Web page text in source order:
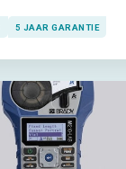
5 JAAR GARANTIE